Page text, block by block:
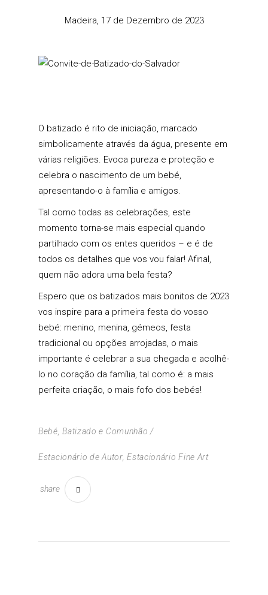
Madeira, 17 de Dezembro de 2023
O batizado é rito de iniciação, marcado
simbolicamente através da água, presente em
várias religiões. Evoca pureza e proteção e
celebra o nascimento de um bebé,
apresentando-o à família e amigos.
Tal como todas as celebrações, este
momento torna-se mais especial quando
partilhado com os entes queridos – e é de
todos os detalhes que vos vou falar! Afinal,
quem não adora uma bela festa?
Espero que os batizados mais bonitos de 2023
vos inspire para a primeira festa do vosso
bebé: menino, menina, gémeos, festa
tradicional ou opções arrojadas, o mais
importante é celebrar a sua chegada e acolhê-
lo no coração da família, tal como é: a mais
perfeita criação, o mais fofo dos bebés!
Bebé, Batizado e Comunhão
Estacionário de Autor,Estacionário Fine Art
share